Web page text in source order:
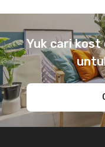
Yuk cari kost